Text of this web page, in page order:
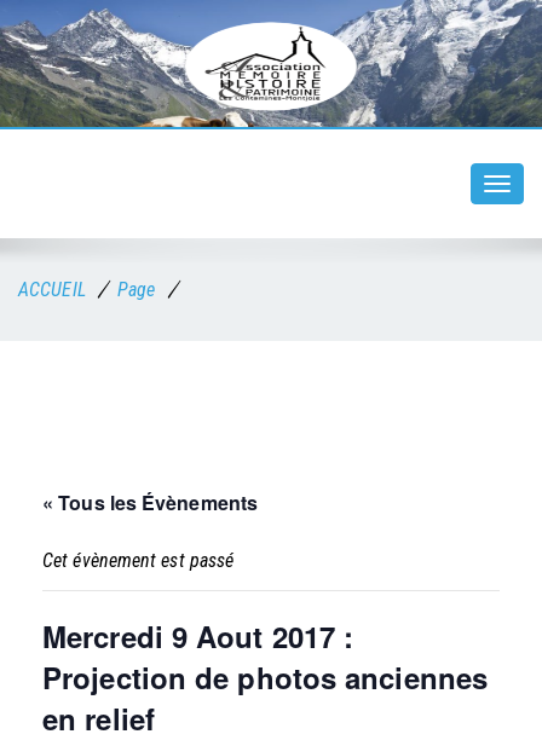
ACCUEIL Page
« Tous les Évènements
Cet évènement est passé
Mercredi 9 Aout 2017 :
Projection de photos anciennes
en relief